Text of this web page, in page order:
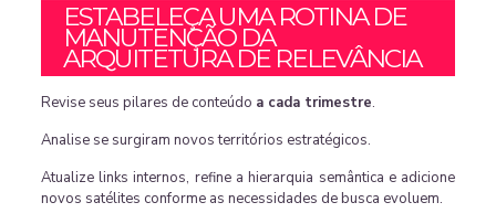
ESTABELEÇA UMA ROTINA DE
MANUTENÇÃO DA
ARQUITETURA DE RELEVÂNCIA
Revise seus pilares de conteúdo a cada trimestre.
Analise se surgiram novos territórios estratégicos.
Atualize links internos, refine a hierarquia semântica e adicione
novos satélites conforme as necessidades de busca evoluem.